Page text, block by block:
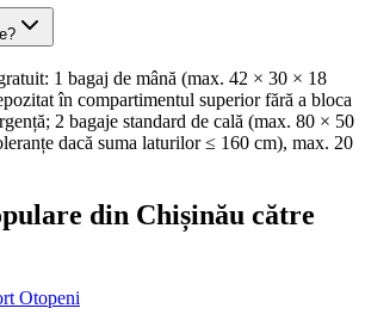
1 bagaj de mână (max. 42 × 30 × 18
în compartimentul superior fără a bloca
2 bagaje standard de cală (max. 80 × 50
dacă suma laturilor ≤ 160 cm), max. 20
din Chișinău către
Otopeni